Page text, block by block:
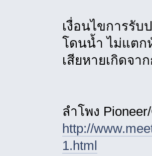
เงื่อนไขการรั
โดนน้ำ ไม่แตก
เสียหายเกิดจา
ลำโพง
http://
1.html